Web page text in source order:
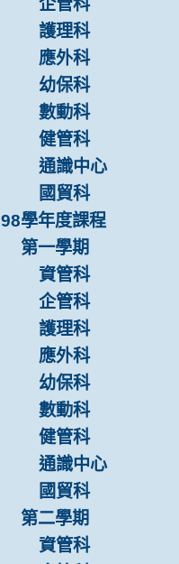
企管科
護理科
應外科
幼保科
數動科
健管科
通識中心
國貿科
98學年度課程
第一學期
資管科
企管科
護理科
應外科
幼保科
數動科
健管科
通識中心
國貿科
第二學期
資管科